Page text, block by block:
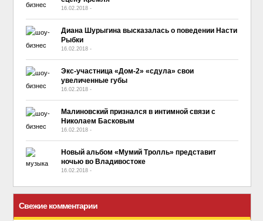
16.02.2018 -
Диана Шурыгина высказалась о поведении Насти
Рыбки
16.02.2018 -
Экс-участница «Дом-2» «сдула» свои
увеличенные губы
16.02.2018 -
Малиновский признался в интимной связи с
Николаем Басковым
16.02.2018 -
Новый альбом «Мумий Тролль» представит
ночью во Владивостоке
16.02.2018 -
Свежие комментарии